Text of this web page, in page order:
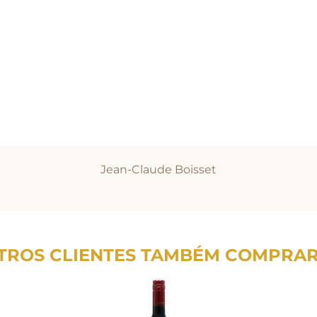
Jean-Claude Boisset
CLIENTES TAMBÉM